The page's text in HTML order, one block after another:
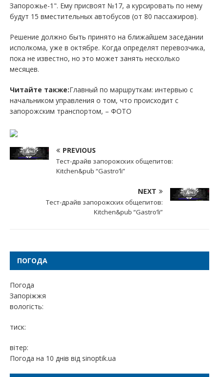
Запорожье-1". Ему присвоят №17, а курсировать по нему
будут 15 вместительных автобусов (от 80 пассажиров).
Решение должно быть принято на ближайшем заседании
исполкома, уже в октябре. Когда определят перевозчика,
пока не известно, но это может занять несколько
месяцев.
Читайте также:Главный по маршруткам: интервью с
начальником управления о том, что происходит с
запорожским транспортом, – ФОТО
PREVIOUS
Тест-драйв запорожских общепитов:
Kitchen&pub “Gastro’li”
NEXT
Тест-драйв запорожских общепитов:
Kitchen&pub “Gastro’li”
ПОГОДА
Погода
Запоріжжя
вологість:
тиск:
вітер:
Погода на 10 днів від sinoptik.ua